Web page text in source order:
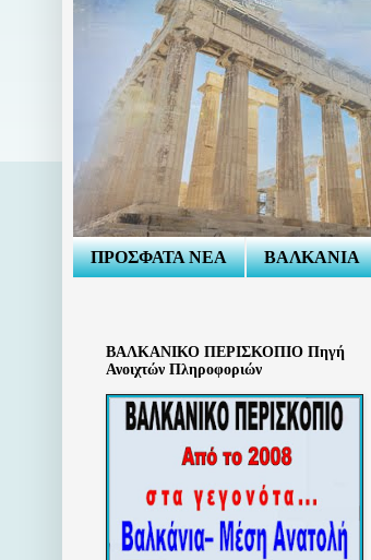
ΠΡΟΣΦΑΤΑ ΝΕΑ ΒΑΛΚΑΝΙΑ
ΒΑΛΚΑΝΙΚΟ ΠΕΡΙΣΚΟΠΙΟ Πηγή
Ανοιχτών Πληροφοριών